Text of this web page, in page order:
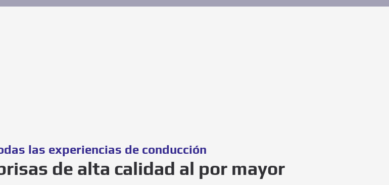
las experiencias de conducción
de alta calidad al por mayor